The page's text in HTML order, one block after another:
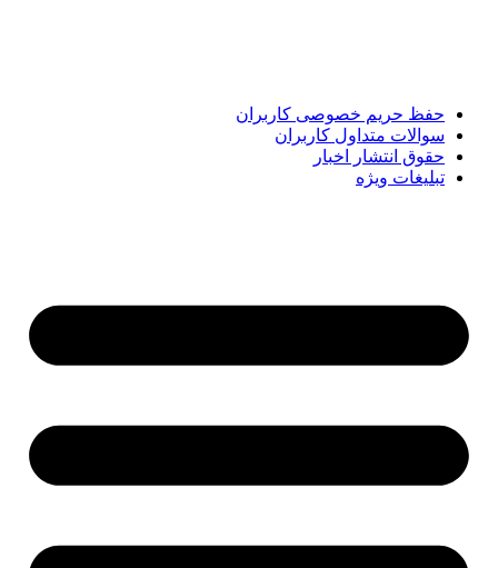
حفظ حریم خصوصی کاربران
سوالات متداول کاربران
حقوق انتشار اخبار
تبلیغات ویژه